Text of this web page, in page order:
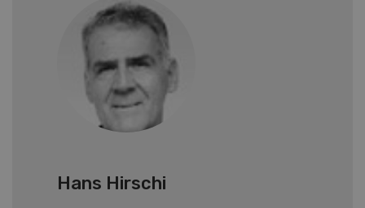
Hans Hirschi